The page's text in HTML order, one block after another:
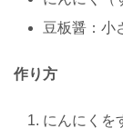
豆板醤：小
作り方
にんにくを